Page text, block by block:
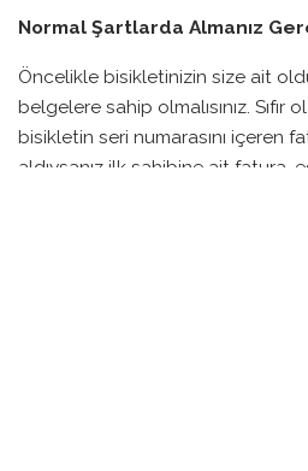
Normal Şartlarda Almanız
Öncelikle bisikletinizin size ait
belgelere sahip olmalısınız. Sıfır
bisikletin seri numarasını içeren
aldıysanız ilk sahibine ait fatura,